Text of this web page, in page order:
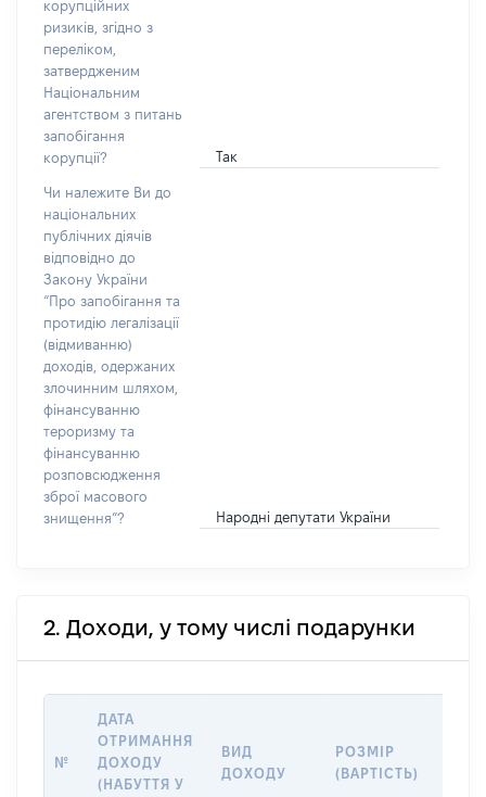
корупційних
ризиків, згідно з
переліком,
затвердженим
Національним
агентством з питань
запобігання
корупції?
Так
Чи належите Ви до
національних
публічних діячів
відповідно до
Закону України
“Про запобігання та
протидію легалізації
(відмиванню)
доходів, одержаних
злочинним шляхом,
фінансуванню
тероризму та
фінансуванню
розповсюдження
зброї масового
знищення”?
Народні депутати України
2. Доходи, у тому числі подарунки
№
ДАТА
ОТРИМАННЯ
ДОХОДУ
(НАБУТТЯ У
ВИД
ДОХОДУ
РОЗМІР
(ВАРТІСТЬ)